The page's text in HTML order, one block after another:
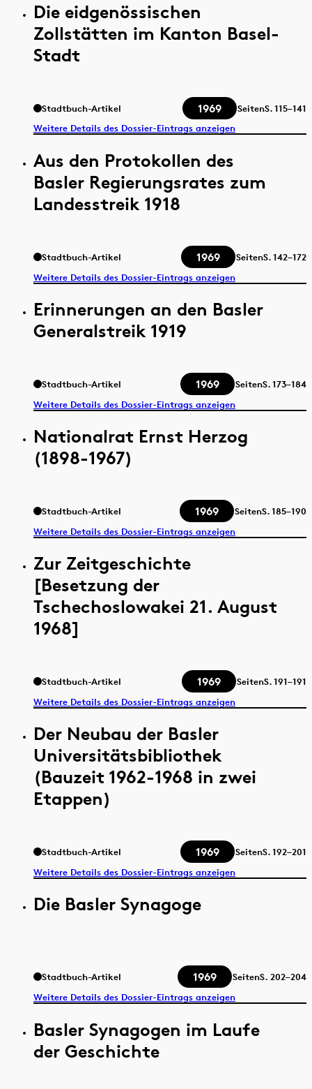
Die eidgenössischen
Zollstätten im Kanton Basel-
Stadt
Stadtbuch-Artikel 1969 SeitenS.115–141
Weitere Details des Dossier-Eintrags anzeigen
Aus den Protokollen des
Basler Regierungsrates zum
Landesstreik 1918
Stadtbuch-Artikel 1969 SeitenS.142–172
Weitere Details des Dossier-Eintrags anzeigen
Erinnerungen an den Basler
Generalstreik 1919
Stadtbuch-Artikel 1969 SeitenS.173–184
Weitere Details des Dossier-Eintrags anzeigen
Nationalrat Ernst Herzog
(1898-1967)
Stadtbuch-Artikel 1969 SeitenS.185–190
Weitere Details des Dossier-Eintrags anzeigen
Zur Zeitgeschichte
[Besetzung der
Tschechoslowakei 21. August
1968]
Stadtbuch-Artikel 1969 SeitenS.191–191
Weitere Details des Dossier-Eintrags anzeigen
Der Neubau der Basler
Universitätsbibliothek
(Bauzeit 1962-1968 in zwei
Etappen)
Stadtbuch-Artikel 1969 SeitenS.192–201
Weitere Details des Dossier-Eintrags anzeigen
Die Basler Synagoge
Stadtbuch-Artikel 1969 SeitenS. 202–204
Weitere Details des Dossier-Eintrags anzeigen
Basler Synagogen im Laufe
der Geschichte